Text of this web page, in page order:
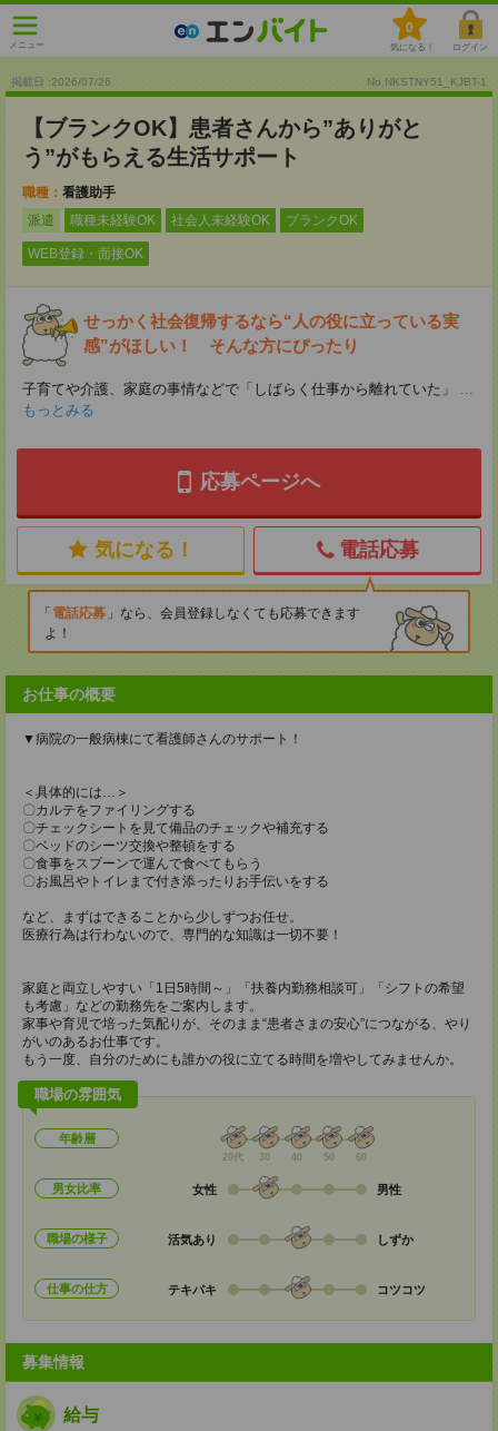
メニュー
0
気になる！ ログイン
掲載日 :2026/07/26 No.NKSTNY51_KJBT-1
【ブランクOK】患者さんから”ありがと
う”がもらえる生活サポート
職種： 看護助手
派遣
職種未経験OK 社会人未経験OK ブランクOK
WEB登録・面接OK
せっかく社会復帰するなら“人の役に立っている実
感”がほしい！ そんな方にぴったり
子育てや介護、家庭の事情などで「しばらく仕事から離れていた」
...
もっとみる
応募ページへ
気になる！ 電話応募
電話応募
なら、会員登録しなくても応募できます
よ！
お仕事の概要
▼病院の一般病棟にて看護師さんのサポート！
＜具体的には…＞
〇カルテをファイリングする
〇チェックシートを見て備品のチェックや補充する
〇ベッドのシーツ交換や整頓をする
〇食事をスプーンで運んで食べてもらう
〇お風呂やトイレまで付き添ったりお手伝いをする
など、まずはできることから少しずつお任せ。
医療行為は行わないので、専門的な知識は一切不要！
家庭と両立しやすい「1日5時間～」「扶養内勤務相談可」「シフトの希望
も考慮」などの勤務先をご案内します。
家事や育児で培った気配りが、そのまま“患者さまの安心”につながる、やり
がいのあるお仕事です。
もう一度、自分のためにも誰かの役に立てる時間を増やしてみませんか。
職場の雰囲気
年齢層
20代 30 40 50 60
男女比率 女性 男性
職場の様子 活気あり しずか
仕事の仕方 テキパキ コツコツ
募集情報
給与